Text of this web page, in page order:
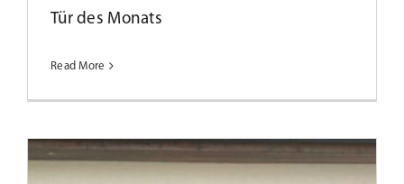
Tür des Monats
Read More